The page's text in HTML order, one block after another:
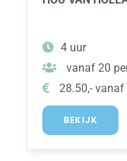
4 uur
vanaf 20
28.50,- vanaf
BEKIJK